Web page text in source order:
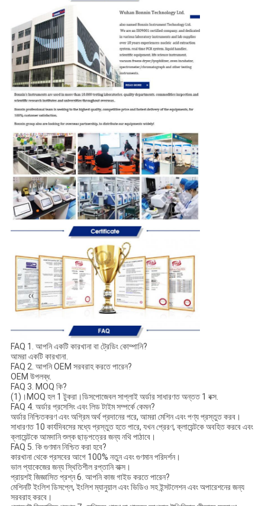
FAQ 1. আপনি একটি কারখানা বা ট্রেডিং কোম্পানি?
আমরা একটি কারখানা.
FAQ 2. আপনি OEM সরবরাহ করতে পারেন?
OEM উপলব্ধ.
FAQ 3. MOQ কি?
(1)।MOQ হল 1 টুকরা।ডিসপোজেবল সাপ্লাই অর্ডার সাধারণত অন্তত 1 বক্স.
FAQ 4. অর্ডার প্রসেসিং এবং লিড টাইম সম্পর্কে কেমন?
অর্ডার নিশ্চিতকরণ এবং অগ্রিম অর্থ প্রদানের পরে, আমরা মেশিন এবং পণ্য প্রস্তুত করব।
সাধারণত 10 কার্যদিবসের মধ্যে প্রস্তুত হতে পারে, যখন প্রেরণ, ক্লায়েন্টকে অবহিত করবে এবং
ক্লায়েন্টকে আমদানি শুল্ক ছাড়পত্রের জন্য নথি পাঠাবে।
FAQ 5. কি গুণমান নিশ্চিত করা হবে?
কারখানা থেকে প্রসবের আগে 100% নতুন এবং গুণমান পরিদর্শন।
ভাল প্যাকেজের জন্য স্থিতিশীল রপ্তানি বাক্স।
প্রায়শই জিজ্ঞাসিত প্রশ্ন 6. আপনি কাজ গাইড করতে পারেন?
মেশিনটি ইংলিশ ডিসপ্লে, ইংলিশ ম্যানুয়াল এবং ভিডিও সহ ইন্সটলেশন এবং অপারেশনের জন্য
সরবরাহ করবে।